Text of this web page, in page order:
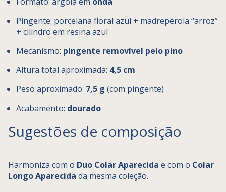
Pingente: porcelana floral azul + madrepérola “arroz”
+ cilindro em resina azul
Mecanismo: pingente removível pelo pino
Altura total aproximada: 4,5 cm
Peso aproximado: 7,5 g (com pingente)
Acabamento: dourado
Sugestões de composição
Harmoniza com o Duo Colar Aparecida e com o Colar
Longo Aparecida da mesma coleção.